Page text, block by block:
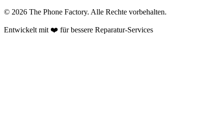
© 2026 The Phone Factory. Alle Rechte vorbehalten.
Entwickelt mit ❤️ für bessere Reparatur-Services